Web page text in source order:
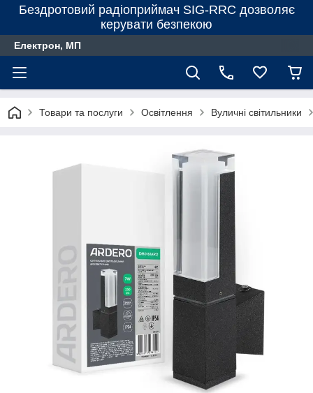
Бездротовий радіоприймач SIG-RRC дозволяє
керувати безпекою
Електрон, МП
Товари та послуги Освітлення Вуличні світильники